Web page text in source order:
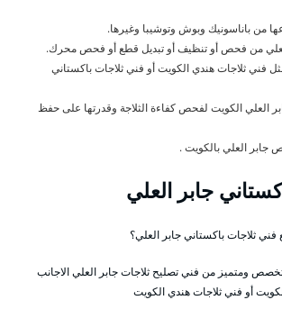
من باناسونيك وبوش وتوشيبا وغيرها.
من فحص أو تنظيف أو تبديل قطع أو فحص محرك.
فني ثلاجات هندي الكويت أو فني ثلاجات باكستاني
العلي الكويت لفحص كفاءة الثلاجة وقدرتها على حفظ
العلي بالكويت .
جابر العلي
ثلاجات باكستاني جابر العلي؟
ومتميز من فني تصليح ثلاجات جابر العلي الاجانب
أو فني ثلاجات هندي الكويت